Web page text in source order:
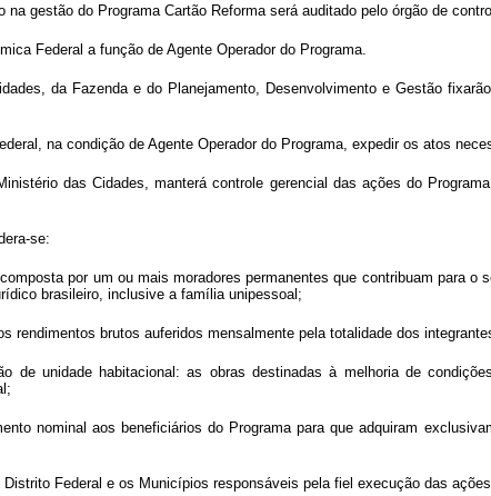
na gestão do Programa Cartão Reforma será auditado pelo órgão de
Federal a função de Agente Operador do Programa.
da Fazenda e do Planejamento, Desenvolvimento e Gestão
na condição de Agente Operador do Programa, expedir os atos
das Cidades, manterá controle gerencial das ações do
se:
por um ou mais moradores permanentes que contribuam
brasileiro, inclusive a família unipessoal;
rendimentos brutos auferidos mensalmente pela totalidade dos
de unidade habitacional: as obras destinadas à melhoria de
nominal aos beneficiários do Programa para que adquiram
Federal e os Municípios responsáveis pela fiel execução das